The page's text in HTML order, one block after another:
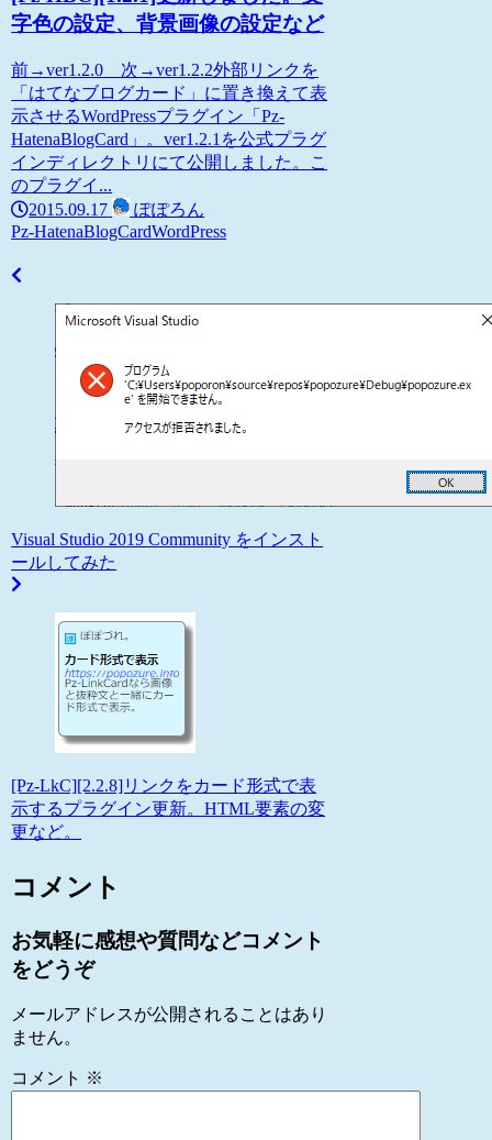
字色の設定、背景画像の設定など
前→ver1.2.0 次→ver1.2.2外部リンクを
「はてなブログカード」に置き換えて表
示させるWordPressプラグイン「Pz-
HatenaBlogCard」。ver1.2.1を公式プラグ
インディレクトリにて公開しました。こ
のプラグイ...
2015.09.17
ぽぽろん
Pz-HatenaBlogCardWordPress
Visual Studio 2019 Community をインスト
ールしてみた
[Pz-LkC][2.2.8]リンクをカード形式で表
示するプラグイン更新。HTML要素の変
更など。
コメント
お気軽に感想や質問などコメント
をどうぞ
メールアドレスが公開されることはあり
ません。
コメント ※